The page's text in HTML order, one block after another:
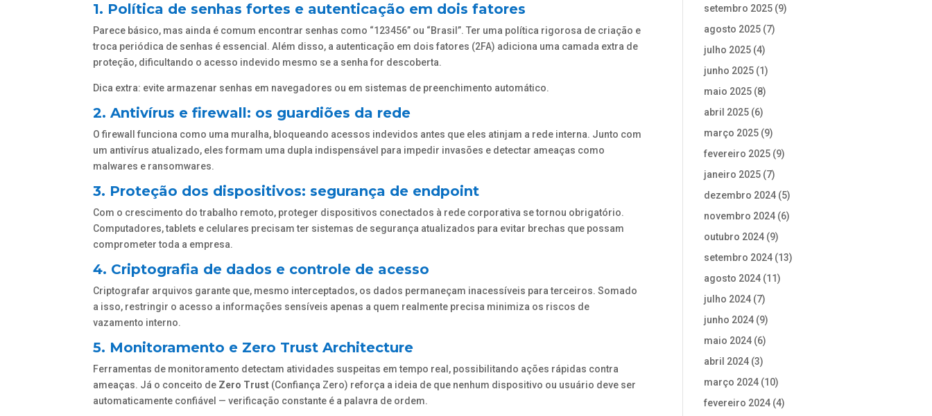
1. Política de senhas fortes e autenticação em dois fatores
Parece básico, mas ainda é comum encontrar senhas como “123456” ou “Brasil”. Ter uma política rigorosa de criação e
troca periódica de senhas é essencial. Além disso, a autenticação em dois fatores (2FA) adiciona uma camada extra de
proteção, dificultando o acesso indevido mesmo se a senha for descoberta.
Dica extra: evite armazenar senhas em navegadores ou em sistemas de preenchimento automático.
2. Antivírus e firewall: os guardiões da rede
O firewall funciona como uma muralha, bloqueando acessos indevidos antes que eles atinjam a rede interna. Junto com
um antivírus atualizado, eles formam uma dupla indispensável para impedir invasões e detectar ameaças como
malwares e ransomwares.
3. Proteção dos dispositivos: segurança de endpoint
Com o crescimento do trabalho remoto, proteger dispositivos conectados à rede corporativa se tornou obrigatório.
Computadores, tablets e celulares precisam ter sistemas de segurança atualizados para evitar brechas que possam
comprometer toda a empresa.
4. Criptografia de dados e controle de acesso
Criptografar arquivos garante que, mesmo interceptados, os dados permaneçam inacessíveis para terceiros. Somado
a isso, restringir o acesso a informações sensíveis apenas a quem realmente precisa minimiza os riscos de
vazamento interno.
5. Monitoramento e Zero Trust Architecture
Ferramentas de monitoramento detectam atividades suspeitas em tempo real, possibilitando ações rápidas contra
ameaças. Já o conceito de Zero Trust (Confiança Zero) reforça a ideia de que nenhum dispositivo ou usuário deve ser
automaticamente confiável — verificação constante é a palavra de ordem.
setembro 2025 (9)
agosto 2025 (7)
julho 2025 (4)
junho 2025 (1)
maio 2025 (8)
abril 2025 (6)
março 2025 (9)
fevereiro 2025 (9)
janeiro 2025 (7)
dezembro 2024 (5)
novembro 2024 (6)
outubro 2024 (9)
setembro 2024 (13)
agosto 2024 (11)
julho 2024 (7)
junho 2024 (9)
maio 2024 (6)
abril 2024 (3)
março 2024 (10)
fevereiro 2024 (4)